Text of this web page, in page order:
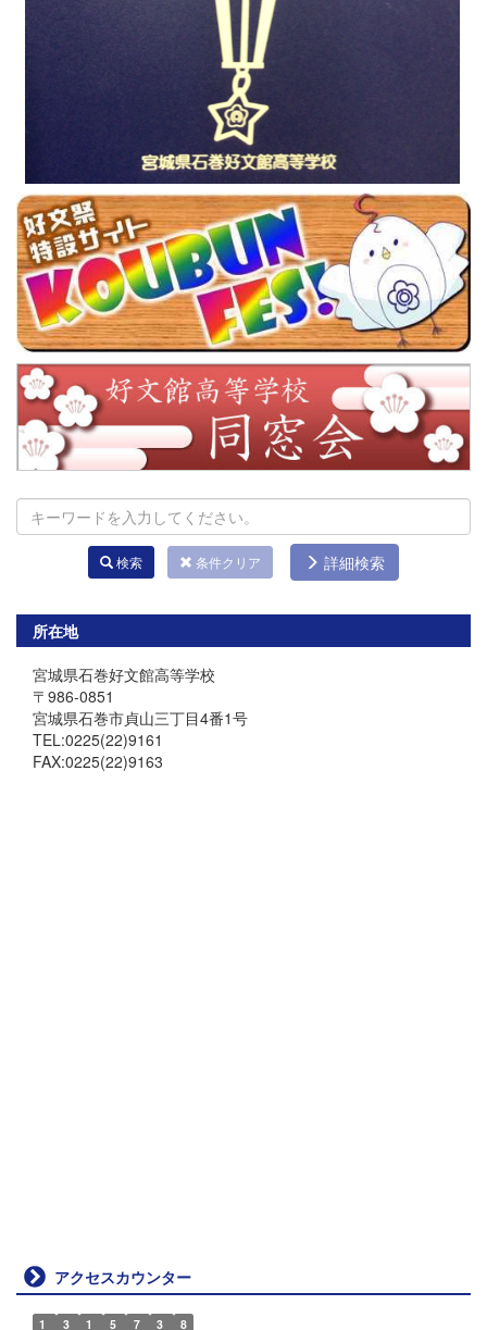
検索 条件クリア 詳細検索
所在地
宮城県石巻好文館高等学校
〒986-0851
宮城県石巻市貞山三丁目4番1号
TEL:0225(22)9161
FAX:0225(22)9163
アクセスカウンター
1 3 1 5 7 3 8